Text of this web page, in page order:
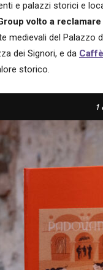
e palazzi storici e
volto a reclamare
medievali del Palazzo
dei Signori, e da
storico.
1